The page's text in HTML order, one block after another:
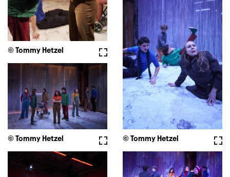
Fullscreen
© Tommy Hetzel
© Tommy Hetzel
Fullscreen
© Tommy Hetzel